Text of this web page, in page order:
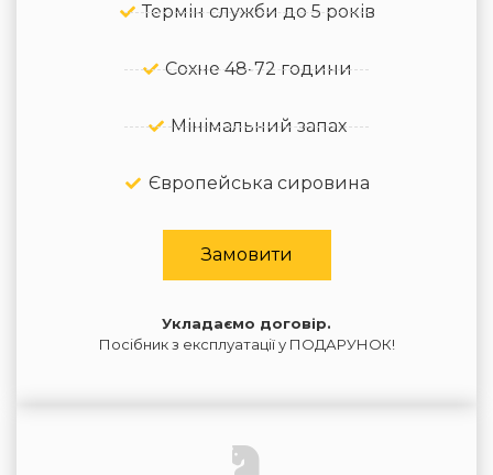
Термін служби до 5 років
Сохне 48-72 години
Мінімальний запах
Європейська сировина
Замовити
Укладаємо договір.
Посібник з експлуатації у ПОДАРУНОК!